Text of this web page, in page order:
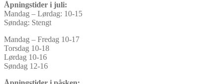
Åpningstider i juli:
Mandag – Lørdag: 10-15
Søndag: Stengt
Mandag – Fredag 10-17
Torsdag 10-18
Lørdag 10-16
Søndag 12-16